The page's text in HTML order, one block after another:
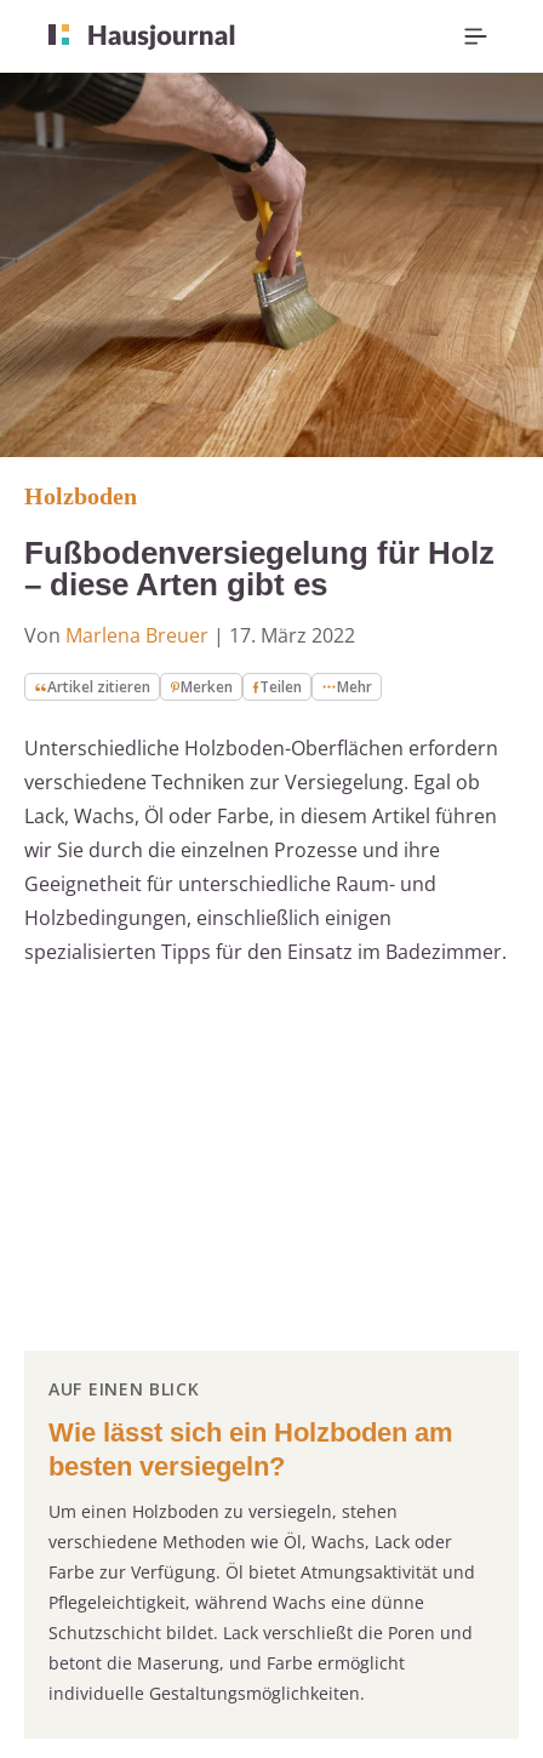
Holzboden
Fußbodenversiegelung für Holz
– diese Arten gibt es
Von Marlena Breuer | 17. März 2022
Artikel zitieren Merken Teilen Mehr
Unterschiedliche Holzboden-Oberflächen erfordern
verschiedene Techniken zur Versiegelung. Egal ob
Lack, Wachs, Öl oder Farbe, in diesem Artikel führen
wir Sie durch die einzelnen Prozesse und ihre
Geeignetheit für unterschiedliche Raum- und
Holzbedingungen, einschließlich einigen
spezialisierten Tipps für den Einsatz im Badezimmer.
AUF EINEN BLICK
Wie lässt sich ein Holzboden am
besten versiegeln?
Um einen Holzboden zu versiegeln, stehen
verschiedene Methoden wie Öl, Wachs, Lack oder
Farbe zur Verfügung. Öl bietet Atmungsaktivität und
Pflegeleichtigkeit, während Wachs eine dünne
Schutzschicht bildet. Lack verschließt die Poren und
betont die Maserung, und Farbe ermöglicht
individuelle Gestaltungsmöglichkeiten.